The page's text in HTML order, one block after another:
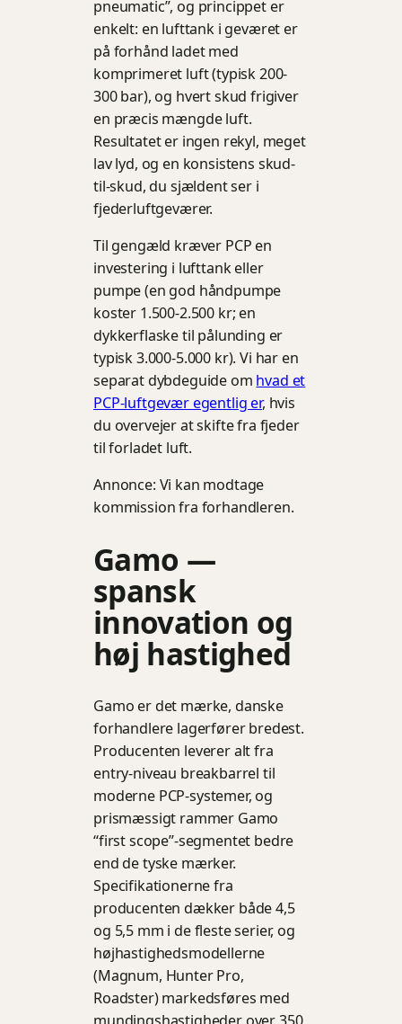
pneumatic”, og princippet er
enkelt: en lufttank i geværet er
på forhånd ladet med
komprimeret luft (typisk 200-
300 bar), og hvert skud frigiver
en præcis mængde luft.
Resultatet er ingen rekyl, meget
lav lyd, og en konsistens skud-
til-skud, du sjældent ser i
fjederluftgeværer.
Til gengæld kræver PCP en
investering i lufttank eller
pumpe (en god håndpumpe
koster 1.500-2.500 kr; en
dykkerflaske til pålunding er
typisk 3.000-5.000 kr). Vi har en
separat dybdeguide om hvad et
PCP-luftgevær egentlig er, hvis
du overvejer at skifte fra fjeder
til forladet luft.
Annonce: Vi kan modtage
kommission fra forhandleren.
Gamo —
spansk
innovation og
høj hastighed
Gamo er det mærke, danske
forhandlere lagerfører bredest.
Producenten leverer alt fra
entry-niveau breakbarrel til
moderne PCP-systemer, og
prismæssigt rammer Gamo
“first scope”-segmentet bedre
end de tyske mærker.
Specifikationerne fra
producenten dækker både 4,5
og 5,5 mm i de fleste serier, og
højhastighedsmodellerne
(Magnum, Hunter Pro,
Roadster) markedsføres med